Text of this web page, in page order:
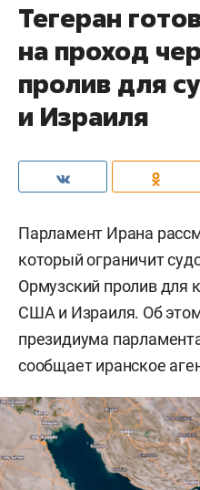
Тегеран
на проход
пролив для
и Израиля
Парламент Ирана
который ограничит
Ормузский пролив для
США и Израиля. Об
президиума
сообщает иранское